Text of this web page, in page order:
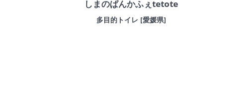
しまのぱんかふぇtetote
多目的トイレ [愛媛県]